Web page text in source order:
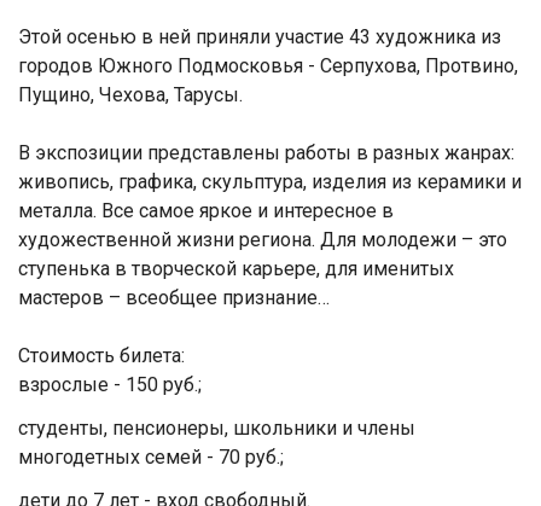
Этой осенью в ней приняли участие 43 художника из
городов Южного Подмосковья - Серпухова, Протвино,
Пущино, Чехова, Тарусы.
В экспозиции представлены работы в разных жанрах:
живопись, графика, скульптура, изделия из керамики и
металла. Все самое яркое и интересное в
художественной жизни региона. Для молодежи – это
ступенька в творческой карьере, для именитых
мастеров – всеобщее признание…
Стоимость билета:
взрослые - 150 руб.;
студенты, пенсионеры, школьники и члены
многодетных семей - 70 руб.;
дети до 7 лет - вход свободный.